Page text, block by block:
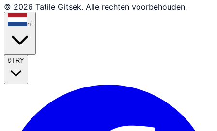
© 2026 Tatile Gitsek. Alle rechten voorbehouden.
nl
₺TRY